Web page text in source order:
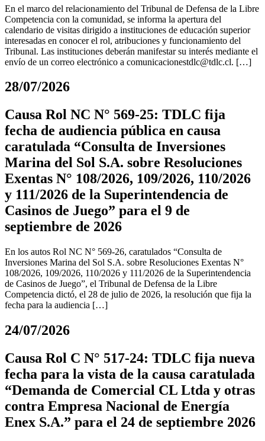
En el marco del relacionamiento del Tribunal de Defensa de la Libre
Competencia con la comunidad, se informa la apertura del
calendario de visitas dirigido a instituciones de educación superior
interesadas en conocer el rol, atribuciones y funcionamiento del
Tribunal. Las instituciones deberán manifestar su interés mediante el
envío de un correo electrónico a comunicacionestdlc@tdlc.cl. […]
28/07/2026
Causa Rol NC N° 569-25: TDLC fija
fecha de audiencia pública en causa
caratulada “Consulta de Inversiones
Marina del Sol S.A. sobre Resoluciones
Exentas N° 108/2026, 109/2026, 110/2026
y 111/2026 de la Superintendencia de
Casinos de Juego” para el 9 de
septiembre de 2026
En los autos Rol NC N° 569-26, caratulados “Consulta de
Inversiones Marina del Sol S.A. sobre Resoluciones Exentas N°
108/2026, 109/2026, 110/2026 y 111/2026 de la Superintendencia
de Casinos de Juego”, el Tribunal de Defensa de la Libre
Competencia dictó, el 28 de julio de 2026, la resolución que fija la
fecha para la audiencia […]
24/07/2026
Causa Rol C N° 517-24: TDLC fija nueva
fecha para la vista de la causa caratulada
“Demanda de Comercial CL Ltda y otras
contra Empresa Nacional de Energía
Enex S.A.” para el 24 de septiembre 2026